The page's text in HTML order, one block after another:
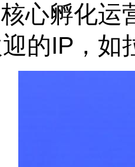
心孵化运
的IP，如